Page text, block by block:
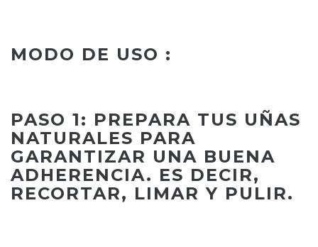
MODO DE USO :
PASO 1: PREPARA TUS UÑAS
NATURALES PARA
GARANTIZAR UNA BUENA
ADHERENCIA. ES DECIR,
RECORTAR, LIMAR Y PULIR.